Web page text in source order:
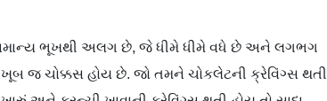
ભૂખથી અલગ છે, જે ધીમે ધીમે વધે છે અને લગભગ
જ ચોક્કસ હોય છે. જો તમને ચોકલેટની ક્રેવિંગ્સ થતી